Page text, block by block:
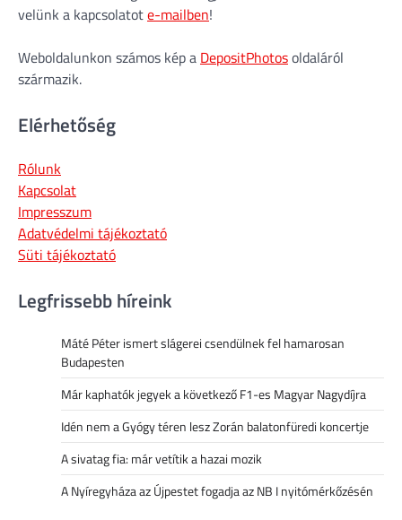
velünk a kapcsolatote-mailben!
Weboldalunkon számos kép a DepositPhotosoldaláról
származik.
Elérhetőség
Rólunk
Kapcsolat
Impresszum
Adatvédelmi tájékoztató
Süti tájékoztató
Legfrissebb híreink
Máté Péter ismert slágerei csendülnek fel hamarosan
Budapesten
Már kaphatók jegyek a következő F1-es Magyar Nagydíjra
Idén nem a Gyógy téren lesz Zorán balatonfüredi koncertje
A sivatag fia: már vetítik a hazai mozik
A Nyíregyháza az Újpestet fogadja az NB I nyitómérkőzésén